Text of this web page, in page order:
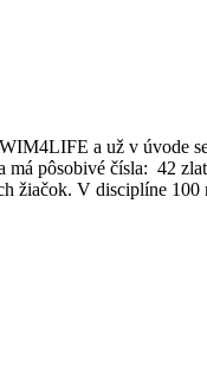
a už v
pôsobivé čísla: 42
V disciplíne 100